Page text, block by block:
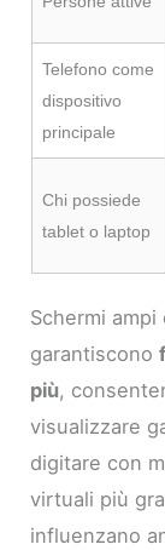
Telefono come
dispositivo
principale
Chi possiede
tablet o laptop
Schermi
garantiscono
più,
visualizzare
digitare con
virtuali più
influenzano